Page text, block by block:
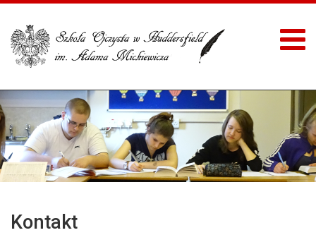
Kontakt